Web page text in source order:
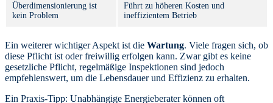
Überdimensionierung ist
kein Problem
Führt zu höheren Kosten und
ineffizientem Betrieb
Ein weiterer wichtiger Aspekt ist die Wartung. Viele fragen sich, ob
diese Pflicht ist oder freiwillig erfolgen kann. Zwar gibt es keine
gesetzliche Pflicht, regelmäßige Inspektionen sind jedoch
empfehlenswert, um die Lebensdauer und Effizienz zu erhalten.
Ein Praxis-Tipp: Unabhängige Energieberater können oft